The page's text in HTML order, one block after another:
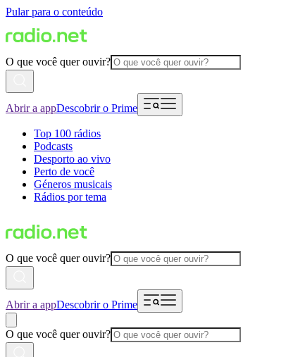
Pular para o conteúdo
O que você quer ouvir?
Abrir a appDescobrir o Prime
Top 100 rádios
Podcasts
Desporto ao vivo
Perto de você
Géneros musicais
Rádios por tema
O que você quer ouvir?
Abrir a appDescobrir o Prime
O que você quer ouvir?